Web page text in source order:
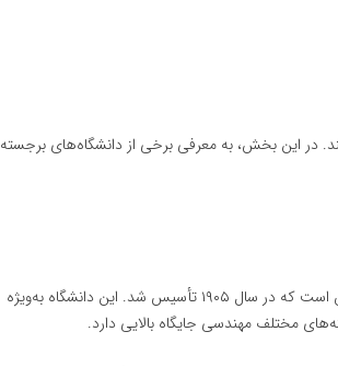
در این بخش، به معرفی برخی از دانشگاه‌های برجسته
(University of Belgrade) بزرگ‌ترین و قدیمی‌ترین دانشگاه صربستان است که در سال ۱۹۰۵ تأسیس شد. این دانشگاه به‌ویژه
مختلف مهندسی جایگاه بالایی دارد.